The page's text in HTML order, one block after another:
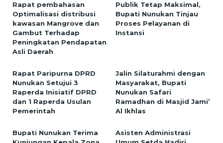
Rapat pembahasan
Optimalisasi distribusi
kawasan Mangrove dan
Gambut Terhadap
Peningkatan Pendapatan
Asli Daerah
Publik Tetap Maksimal,
Bupati Nunukan Tinjau
Proses Pelayanan di
Instansi
Rapat Paripurna DPRD
Nunukan Setujui 3
Raperda Inisiatif DPRD
dan 1 Raperda Usulan
Pemerintah
Jalin Silaturahmi dengan
Masyarakat, Bupati
Nunukan Safari
Ramadhan di Masjid Jami’
Al Ikhlas
Bupati Nunukan Terima
Asisten Administrasi